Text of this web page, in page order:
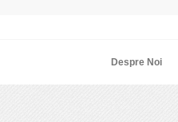
Despre Noi